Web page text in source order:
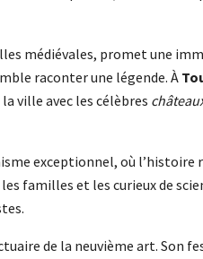
médiévales, promet une
raconter une légende. À
ville avec les célèbres
exceptionnel, où l’histoire
familles et les curieux de
de la neuvième art. Son